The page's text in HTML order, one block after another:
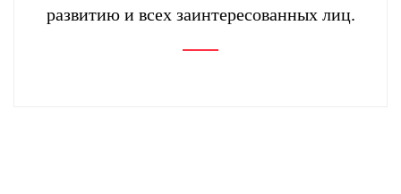
развитию и всех заинтересованных лиц.